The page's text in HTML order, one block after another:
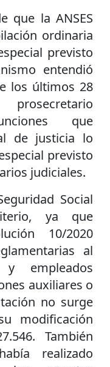
que la ANSES
ordinaria
previsto
entendió
los últimos 28
que
de justicia lo
previsto
judiciales.
Social
ya que
10/2020
al
empleados
auxiliares o
no surge
modificación
También
realizado